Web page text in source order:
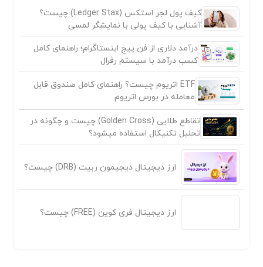
کیف پول لجر استکس (Ledger Stax) چیست؟
آشنایی با کیف پولی با نمایشگر لمسی
درآمد دلاری از فن پیج اینستاگرام؛ راهنمای کامل
کسب درآمد با سیستم رفرال
ETF اتریوم چیست؟ راهنمای کامل صندوق قابل
معامله در بورس اتریوم
تقاطع طلایی (Golden Cross) چیست و چگونه در
تحلیل تکنیکال استفاده میشود؟
ارز دیجیتال دیجیمون ربیت (DRB) چیست؟
ارز دیجیتال فری کوین (FREE) چیست؟